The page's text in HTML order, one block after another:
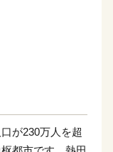
が230万人を超